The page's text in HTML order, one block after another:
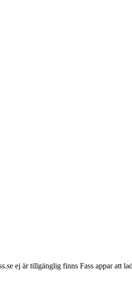
ej är tillgänglig finns Fass appar att